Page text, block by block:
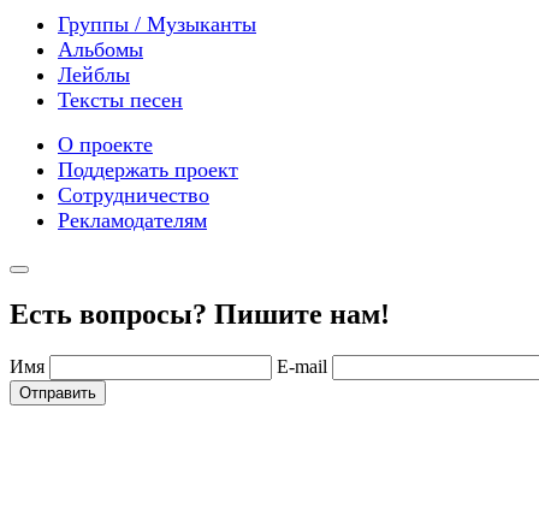
Группы / Музыканты
Альбомы
Лейблы
Тексты песен
О проекте
Поддержать проект
Сотрудничество
Рекламодателям
Есть вопросы? Пишите нам!
Имя E-mail